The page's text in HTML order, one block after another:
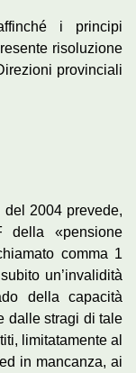
i principi
risoluzione
provinciali
2004 prevede,
della «pensione
comma 1
un’invalidità
della capacità
dalle stragi di tale
limitatamente al
in mancanza, ai